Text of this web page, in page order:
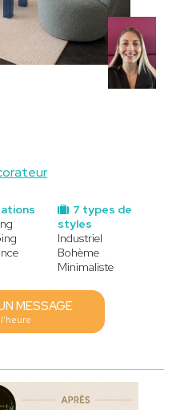
7 types de
styles
Industriel
Bohème
Minimaliste
MESSAGE
l'heure